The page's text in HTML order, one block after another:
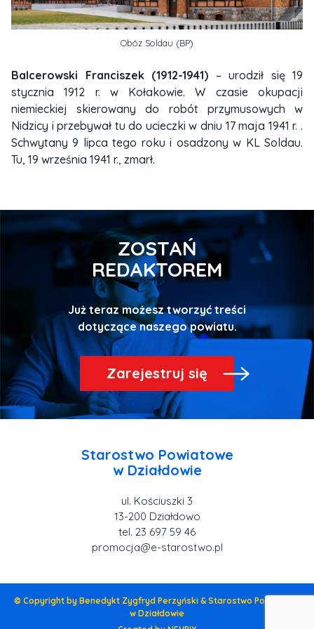
Obóz Soldau (BP)
Balcerowski Franciszek (1912-1941) – urodził się 19
stycznia 1912 r. w Kołakowie. W czasie okupacji
niemieckiej skierowany do robót przymusowych w
Nidzicy i przebywał tu do ucieczki w dniu 17 maja 1941 r. .
Schwytany 9 lipca tego roku i osadzony w KL Soldau.
Tu, 19 września 1941 r., zmarł.
ZOSTAŃ
REDAKTOREM
Już teraz możesz tworzyć treści
dotyczące naszego powiatu.
Zarejestruj się
Starostwo Powiatowe
ul. Kościuszki 3
tel. 23 697 59 46
promocja@e-starostwo.pl
© Copyright by Benedykt Zygfryd Perzyński & Starostwo Powiatowe
w Działdowie